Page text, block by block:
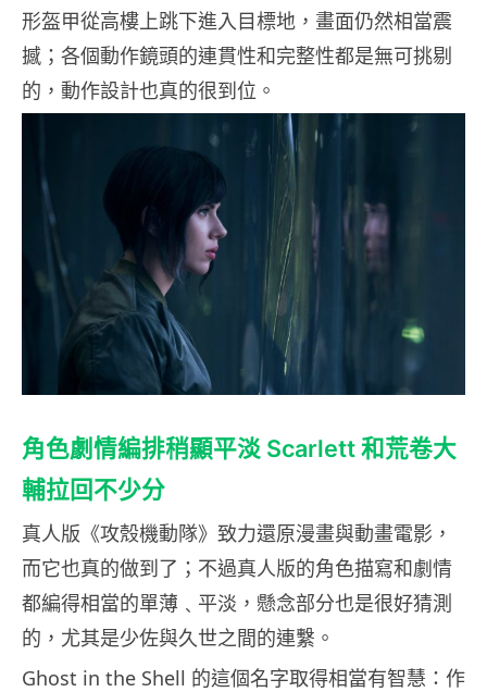
形盔甲從高樓上跳下進入目標地，畫面仍然相當震
撼；各個動作鏡頭的連貫性和完整性都是無可挑剔
的，動作設計也真的很到位。
角色劇情編排稍顯平淡 Scarlett 和荒卷大
輔拉回不少分
真人版《攻殼機動隊》致力還原漫畫與動畫電影，
而它也真的做到了；不過真人版的角色描寫和劇情
都編得相當的單薄﹑平淡，懸念部分也是很好猜測
的，尤其是少佐與久世之間的連繫。
Ghost in the Shell 的這個名字取得相當有智慧：作